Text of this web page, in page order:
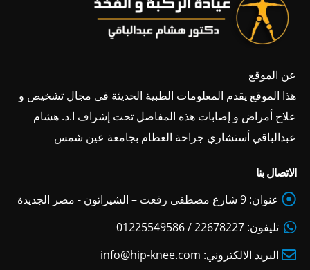
عن الموقع
هذا الموقع يقدم المعلومات الطبية الحديثة فى مجال تشخيص و
علاج أمراض و إصابات هذه المفاصل تحت إشراف ا.د. هشام
عبدالباقي أستشاري جراحة العظام بجامعة عين شمس
الاتصال بنا
عنوان: 9 شارع مصطفى رفعت – الشيراتون - مصر الجديدة
تليفون: 22678227 / 01225549586
البريد الالكتروني: info@hip-knee.com